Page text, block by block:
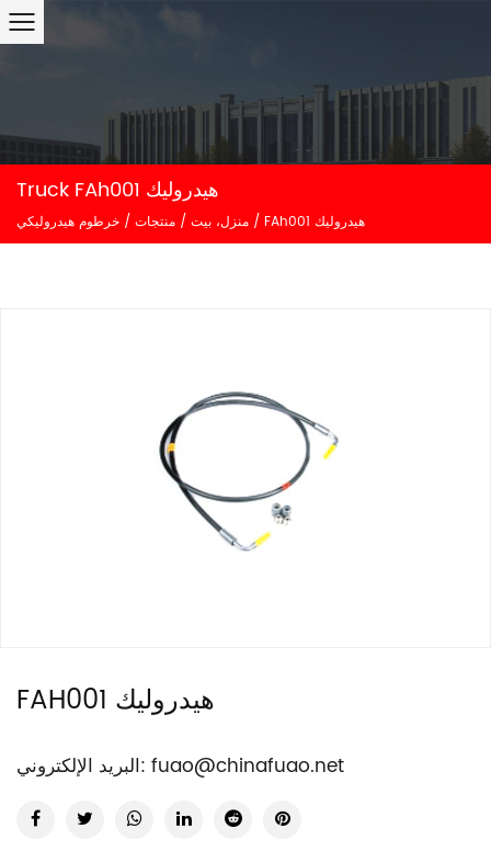
Truck FAh001 هيدروليك
منزل، بيت / منتجات / خرطوم هيدروليكي / FAh001 هيدروليك
FAH001 هيدروليك
البريد الإلكتروني: fuao@chinafuao.net